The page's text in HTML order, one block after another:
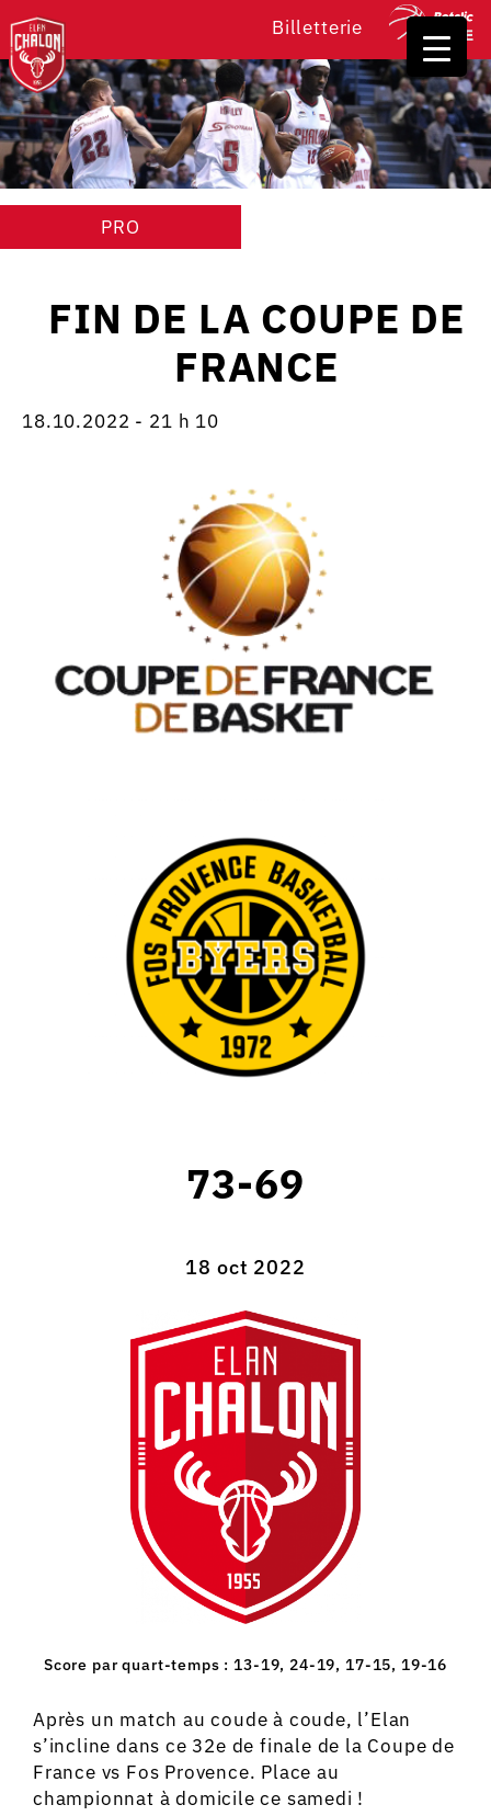
Billetterie
PRO
FIN DE LA COUPE DE
FRANCE
18.10.2022 - 21 h 10
73-69
18 oct 2022
Score par quart-temps : 13-19, 24-19, 17-15, 19-16
Après un match au coude à coude, l’Elan
s’incline dans ce 32e de finale de la Coupe de
France vs Fos Provence. Place au
championnat à domicile ce samedi !